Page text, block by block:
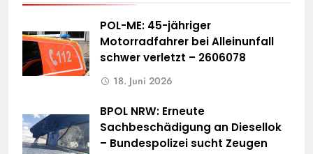
POL-ME: 45-jähriger
Motorradfahrer bei Alleinunfall
schwer verletzt – 2606078
18. Juni 2026
BPOL NRW: Erneute
Sachbeschädigung an Diesellok
– Bundespolizei sucht Zeugen